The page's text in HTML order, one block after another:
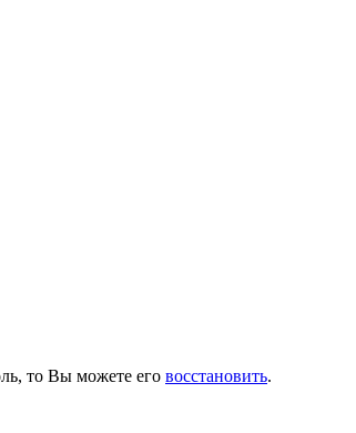
то Вы можете его восстановить.